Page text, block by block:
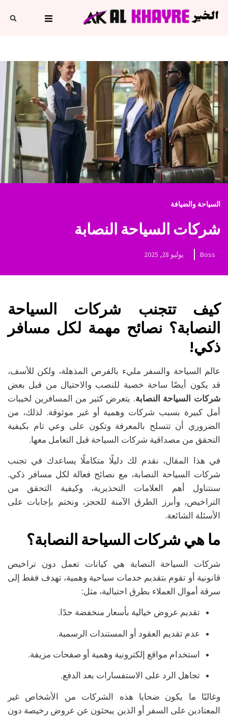
السياحة والضيافة
شركات السياحة النصابة
Boss يوليو 28, 2025
كيف تتجنب شركات السياحة
النصابة؟ نصائح مهمة لكل مسافر
ذكي!
عالم السياحة والسفر مليء بالفرص المذهلة، ولكن للأسف،
قد يكون أيضًا ساحة خصبة للنصب والاحتيال من قبل بعض
شركات السياحة النصابة. يتعرض كثير من المسافرين لخيبات
أمل كبيرة بسبب شركات وهمية أو غير موثوقة. لذلك، من
الضروري أن تتسلح بالمعرفة وتكون على وعي تام بكيفية
التحقق من مصداقية شركات السياحة قبل التعامل معها.
في هذا المقال، نقدم لك دليلًا متكاملًا يساعدك في تجنب
شركات السياحة النصابة، مع نصائح فعالة لكل مسافر ذكي.
سنتناول أهم العلامات التحذيرية، وكيفية التحقق من
التراخيص، وأبرز الطرق الآمنة للحجز، ونختم بإجابات على
الأسئلة الشائعة.
ما هي شركات السياحة النصابة؟
شركات السياحة النصابة هي كيانات تعمل دون تراخيص
قانونية أو تقوم بتقديم خدمات سياحية وهمية، تهدف فقط إلى
سرقة أموال العملاء بطرق احتيالية، مثل:
تقديم عروض خيالية بأسعار منخفضة جدًا.
عدم تقديم العقود أو المستندات الرسمية.
استخدام مواقع إلكترونية وهمية أو صفحات مزيفة.
تجاهل الرد على الاستفسارات بعد الدفع.
وغالبًا ما يكون ضحايا هذه الشركات من الأشخاص غير
المعتادين على السفر أو الذين يبحثون عن عروض رخيصة دون